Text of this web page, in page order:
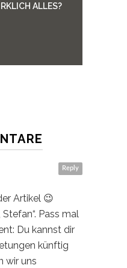
ALLES?
Reply
Artikel 😉
Pass mal
Du kannst dir
künftig
wir uns